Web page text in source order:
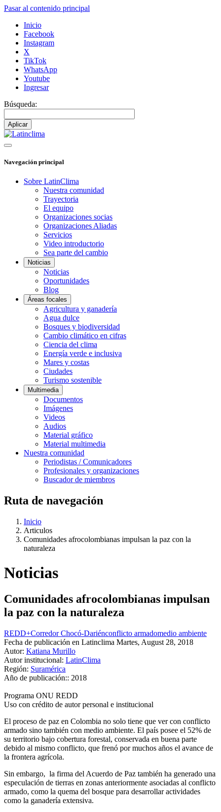
Pasar al contenido principal
Inicio
Facebook
Instagram
X
TikTok
WhatsApp
Youtube
Ingresar
Búsqueda:
Navegación principal
Sobre LatinClima
Nuestra comunidad
Trayectoria
El equipo
Organizaciones socias
Organizaciones Aliadas
Servicios
Video introductorio
Sea parte del cambio
Noticias
Noticias
Oportunidades
Blog
Áreas focales
Agricultura y ganadería
Agua dulce
Bosques y biodiversidad
Cambio climático en cifras
Ciencia del clima
Energía verde e inclusiva
Mares y costas
Ciudades
Turismo sostenible
Multimedia
Documentos
Imágenes
Videos
Audios
Material gráfico
Material multimedia
Nuestra comunidad
Periodistas / Comunicadores
Profesionales y organizaciones
Buscador de miembros
Ruta de navegación
Inicio
Articulos
Comunidades afrocolombianas impulsan la paz con la
naturaleza
Noticias
Comunidades afrocolombianas impulsan
la paz con la naturaleza
REDD+Corredor Chocó-Dariénconflicto armadomedio ambiente
Fecha de publicación en Latinclima Martes, August 28, 2018
Autor: Katiana Murillo
Autor institucional: LatinClima
Región: Suramérica
Año de publicación:: 2018
Programa ONU REDD
Uso con crédito de autor personal e institucional
El proceso de paz en Colombia no solo tiene que ver con conflicto
armado sino también con medio ambiente. El país posee el 52% de
su territorio bajo cobertura forestal, conservada en buena parte
debido al mismo conflicto, que frenó por muchos años el avance de
la frontera agrícola.
Sin embargo, la firma del Acuerdo de Paz también ha generado una
especulación de tierras en zonas anteriormente asociadas al conflicto
armado, como la quema del bosque para desarrollar actividades
como la ganadería extensiva.